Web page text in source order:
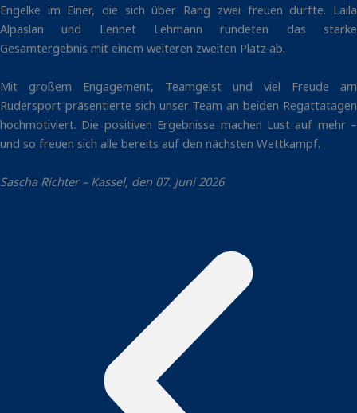
Engelke im Einer, die sich über Rang zwei freuen durfte. Laila
Alpaslan und Lennet Lehmann rundeten das starke
Gesamtergebnis mit einem weiteren zweiten Platz ab.
Mit großem Engagement, Teamgeist und viel Freude am
Rudersport präsentierte sich unser Team an beiden Regattatagen
hochmotiviert. Die positiven Ergebnisse machen Lust auf mehr –
und so freuen sich alle bereits auf den nächsten Wettkampf.
Sascha Richter – Kassel, den 07. Juni 2026